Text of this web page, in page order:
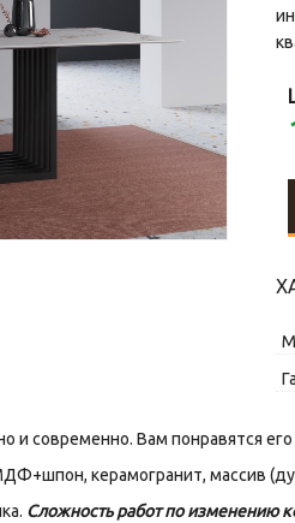
и современно. Вам понравятся
керамогранит, массив
Сложность работ по изменению